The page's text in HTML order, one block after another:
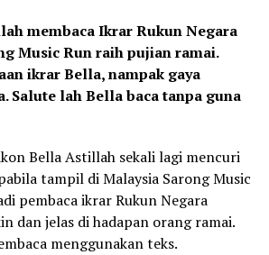
membaca Ikrar Rukun Negara
Music Run raih pujian ramai.
ikrar Bella, nampak gaya
Salute lah Bella baca tanpa guna
Bella Astillah sekali lagi mencuri
tampil di Malaysia Sarong Music
pembaca ikrar Rukun Negara
dan jelas di hadapan orang ramai.
menggunakan teks.